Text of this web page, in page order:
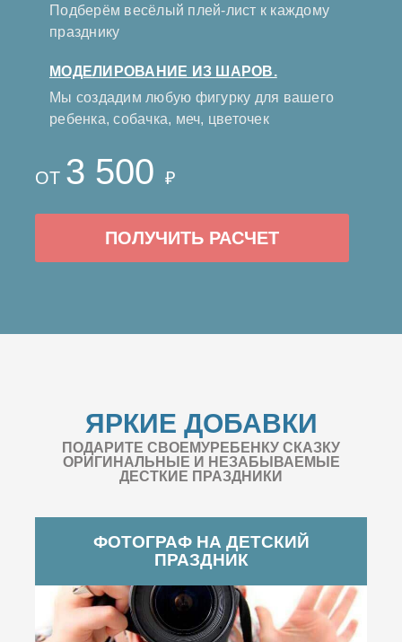
Подберём весёлый плей-лист к каждому
празднику
МОДЕЛИРОВАНИЕ ИЗ ШАРОВ.
Мы создадим любую фигурку для вашего
ребенка, собачка, меч, цветочек
ОТ 3 500 ₽
ПОЛУЧИТЬ РАСЧЕТ
ЯРКИЕ ДОБАВКИ
ПОДАРИТЕ СВОЕМУРЕБЕНКУ СКАЗКУ
ОРИГИНАЛЬНЫЕ И НЕЗАБЫВАЕМЫЕ
ДЕСТКИЕ ПРАЗДНИКИ
ФОТОГРАФ НА ДЕТСКИЙ
ПРАЗДНИК